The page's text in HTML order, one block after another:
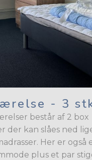
- 3
består af 2 box
der kan slåes ned
Her er også
plus et par